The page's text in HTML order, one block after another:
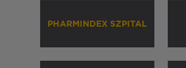
PHARMINDEX SZPITAL